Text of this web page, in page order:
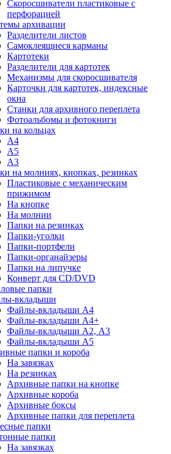
Скоросшиватели пластиковые с
перфорацией
архивации
Разделители листов
Самоклеящиеся карманы
Картотеки
Разделители для картотек
Механизмы для скоросшивателя
Карточки для картотек, индексные
окна
Станки для архивного переплета
Фотоальбомы и фотокниги
на кольцах
А4
А5
А3
на молниях, кнопках, резинках
Пластиковые с механическим
прижимом
На кнопке
На молнии
Папки на резинках
Папки-уголки
Папки-портфели
Папки-органайзеры
Папки на липучке
Конверт для CD/DVD
папки
вкладыши
Файлы-вкладыши А4
Файлы-вкладыши А4+
Файлы-вкладыши А2, А3
Файлы-вкладыши А5
папки и короба
На завязках
На резинках
Архивные папки на кнопке
Архивные короба
Архивные боксы
Архивные папки для переплета
папки
папки
На завязках